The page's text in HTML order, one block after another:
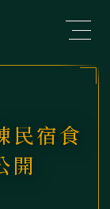
民宿食
開